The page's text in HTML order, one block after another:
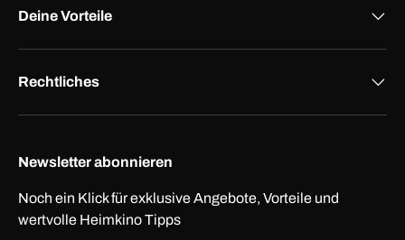
Deine Vorteile
Rechtliches
Newsletter abonnieren
Noch ein Klick für exklusive Angebote, Vorteile und
wertvolle Heimkino Tipps